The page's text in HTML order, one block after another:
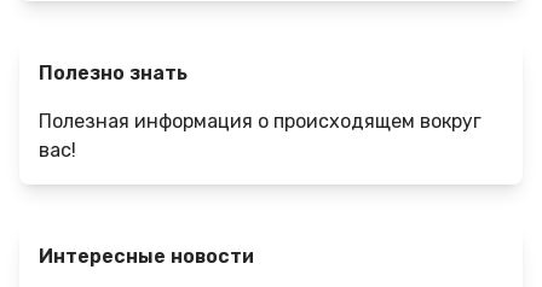
Полезно знать
Полезная информация о происходящем вокруг
вас!
Интересные новости